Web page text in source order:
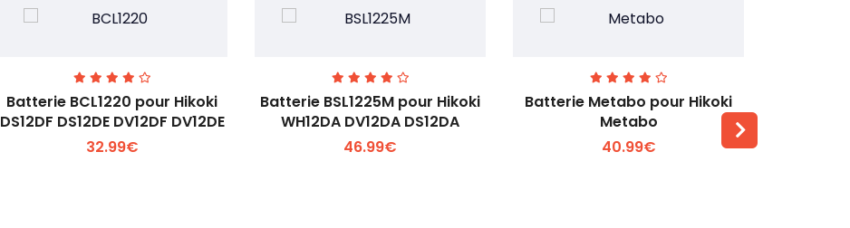
Voir plus +
Batterie BCL1220 pour Hikoki
DS12DF DS12DE DV12DF DV12DE
32.99€
Voir plus +
Batterie BSL1225M pour Hikoki
WH12DA DV12DA DS12DA
46.99€
Voir plus +
Batterie Metabo pour Hikoki
Metabo
40.99€